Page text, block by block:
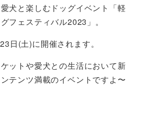
犬と楽しむドッグイベント「軽
フェスティバル2023」。
日(土)に開催されます。
ットや愛犬との生活において新
テンツ満載のイベントですよ〜